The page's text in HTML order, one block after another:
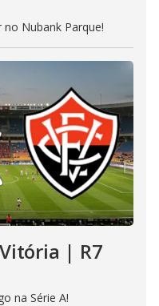
Nubank Parque!
| R7
na Série A!